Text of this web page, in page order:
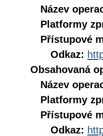
Název
Platformy
Přístupové
Odkaz:
Obsahovaná
Název
Platformy
Přístupové
Odkaz: